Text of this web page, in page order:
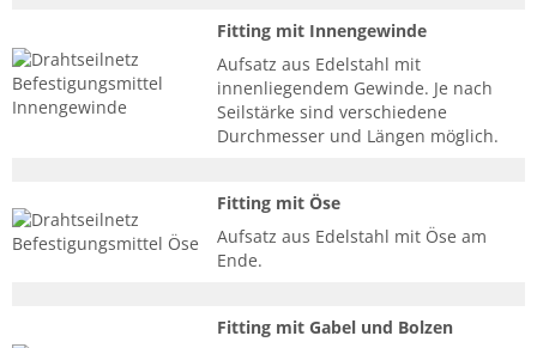
Fitting mit Innengewinde
Aufsatz aus Edelstahl mit
innenliegendem Gewinde. Je nach
Seilstärke sind verschiedene
Durchmesser und Längen möglich.
Fitting mit Öse
Aufsatz aus Edelstahl mit Öse am
Ende.
Fitting mit Gabel und Bolzen